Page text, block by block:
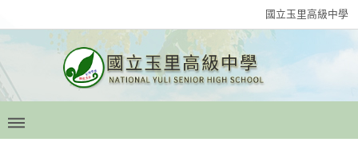
國立玉里高級中學